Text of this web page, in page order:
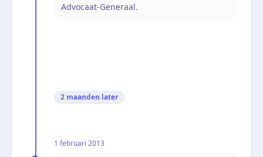
Advocaat-Generaal.
2 maanden later
1 februari 2013